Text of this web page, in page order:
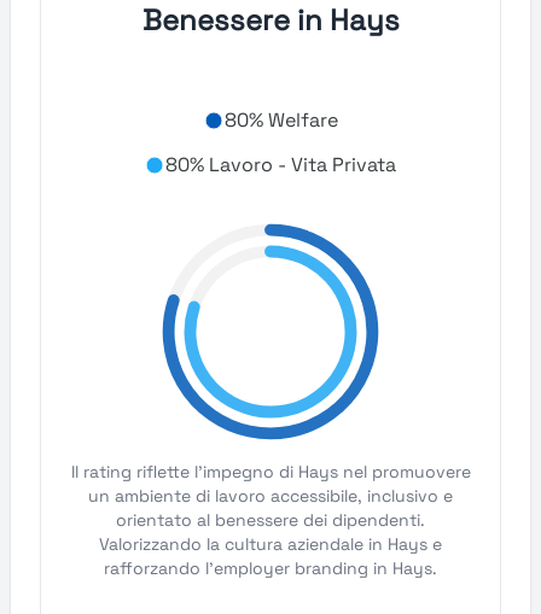
Benessere in Hays
80% Welfare
80% Lavoro - Vita Privata
Il rating riflette l'impegno di Hays nel promuovere
un ambiente di lavoro accessibile, inclusivo e
orientato al benessere dei dipendenti.
Valorizzando la cultura aziendale in Hays e
rafforzando l'employer branding in Hays.